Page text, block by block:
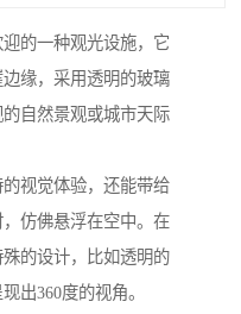
的一种观光设施，它
缘，采用透明的玻璃
自然景观或城市天际
视觉体验，还能带给
仿佛悬浮在空中。在
的设计，比如透明的
出360度的视角。